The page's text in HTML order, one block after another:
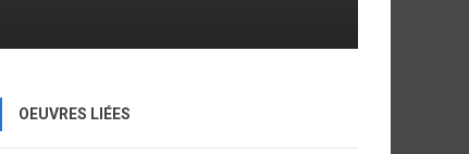
OEUVRES LIÉES